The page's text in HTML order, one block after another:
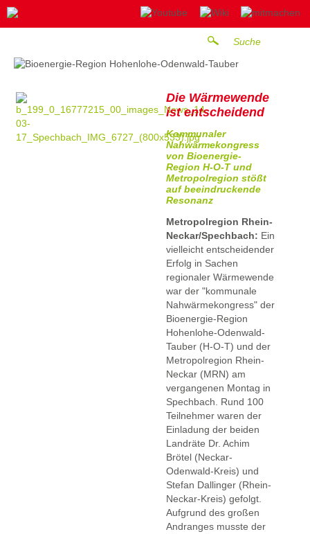
Die Wärmewende
ist entscheidend
Kommunaler
Nahwärmekongress
von Bioenergie-
Region H-O-T und
Metropolregion stößt
auf beeindruckende
Resonanz
Metropolregion Rhein-
Neckar/Spechbach: Ein
vielleicht entscheidender
Erfolg in Sachen
regionaler Wärmewende
war der "kommunale
Nahwärmekongress" der
Bioenergie-Region
Hohenlohe-Odenwald-
Tauber (H-O-T) und der
Metropolregion Rhein-
Neckar (MRN) am
vergangenen Montag in
Spechbach. Rund 100
Teilnehmer waren der
Einladung der beiden
Landräte Dr. Achim
Brötel (Neckar-
Odenwald-Kreis) und
Stefan Dallinger (Rhein-
Neckar-Kreis) gefolgt.
Aufgrund des großen
Andranges musste der